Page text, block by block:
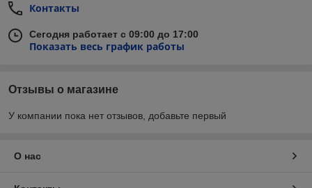
Контакты
Сегодня работает с 09:00 до 17:00
Показать весь график работы
Отзывы о магазине
У компании пока нет отзывов, добавьте первый
О нас